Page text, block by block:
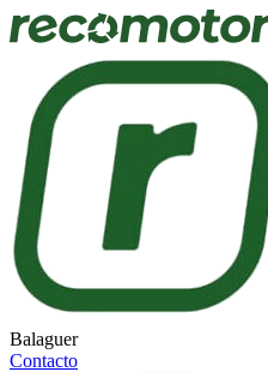
Balaguer
Contacto